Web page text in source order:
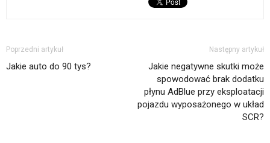
Poprzedni artykuł
Jakie auto do 90 tys?
Następny artykuł
Jakie negatywne skutki może
spowodować brak dodatku
płynu AdBlue przy eksploatacji
pojazdu wyposażonego w układ
SCR?